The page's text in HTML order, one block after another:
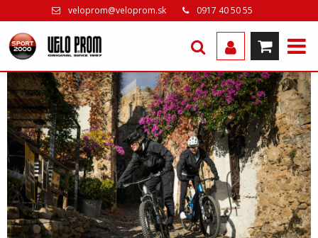
veloprom@veloprom.sk 0917 40 50 55